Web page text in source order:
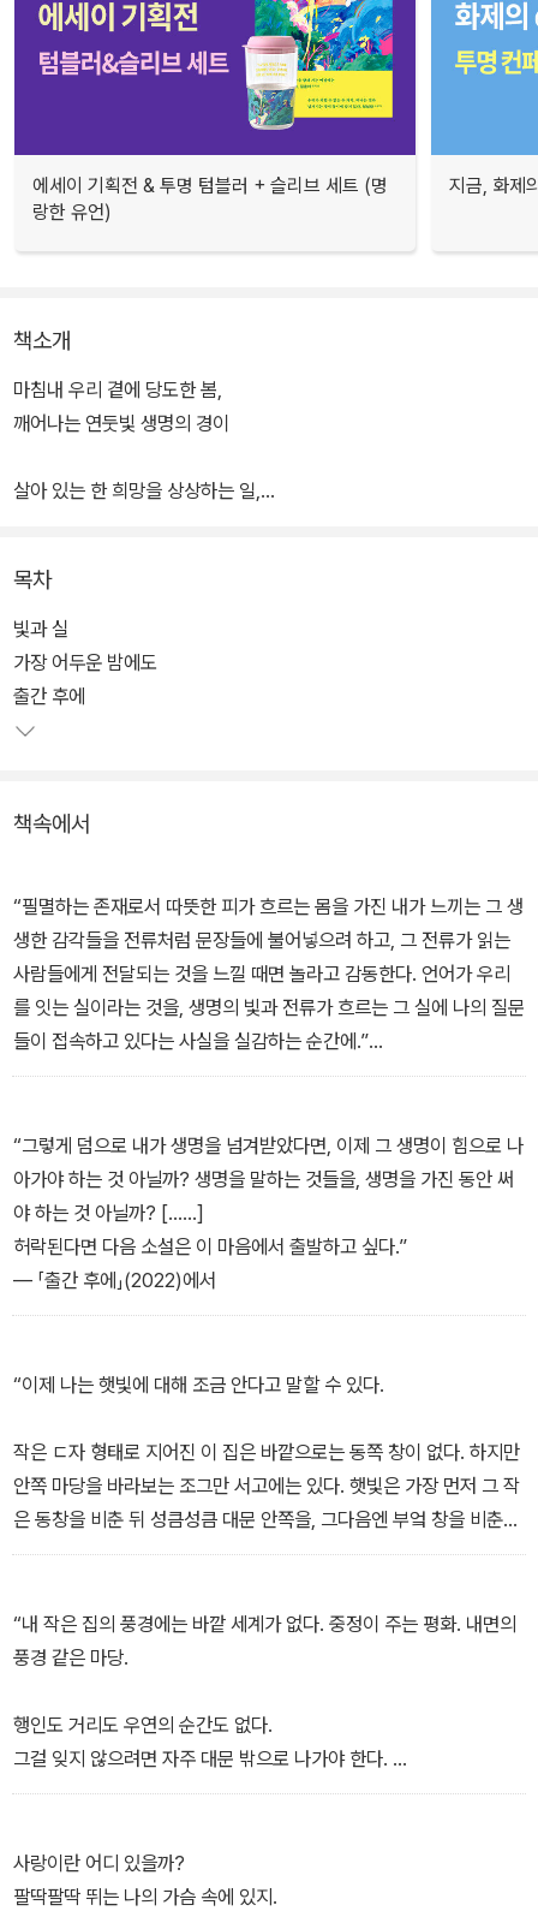
에세이 기획전 & 투명 텀블러 + 슬리브 세트 (명
랑한 유언)
지금, 화제
책소개
마침내 우리 곁에 당도한 봄,
깨어나는 연둣빛 생명의 경이
살아 있는 한 희망을 상상하는 일,
“역사적 트라우마를 정면으로 마주하고 인간 삶의 연약함을 드러내
는 강렬하고 시적인 산문”이라는 선정 이유와 함께 2024년 노벨문
학상을 수상한 작가 한강의 신작 『빛과 실』(2025)이 문학과지성사
산문 시리즈 <문지 에크리>의 아홉번째 책으로 출간되었다. 노벨문
학상 수상 강연문 「빛과 실」(2024)을 포함해 미발표 시와 산문, 그리
께 묶였다.
삼십 년 넘게 ‘쓰는 사람’의 정체성으로, “세계는 왜 이토록 폭력적이
고 고통스러운가? 동시에 세계는 어떻게 이렇게 아름다운가?”라는
“두 질문 사이의 긴장과 내적 투쟁”을 글쓰기의 동력으로 삼아온 작
가가 그 숱한 질문들 속 “가장 깊은 겹”이 “언제나 사랑을 향하고” 있
던 게 아닐까, 그것이 바로 “내 삶의 가장 오래고 근원적인 배음”(29
쓰는 동안, 종일 빛이 들지 않는 정원에 음지에서도 견뎌내는 식물들
의 뿌리를 내리고 탁상용 거울 여러 개의 방향을 옮겨가며 햇빛을 붙
드는 작가의 작고도 간절한 일상을 따라 읽다 보면 자연스럽게 다음
의 구절이 떠오른다. “이 행성에 깃들인 사람들과 생명체들의 일인칭
을 끈질기게 상상하는, 끝끝내 우리를 연결하는 언어를 다루는 문학
에는 필연적으로 체온이 깃들어 있습니다.”(34쪽)
말했다. 책장을 넘기면 흑면과 백면이 교차하며 맞닿은 글과 이미지
그림자를, 이어지는 작가의 낮과 밤을 읽는 이로 하여금 좇게 만든다.
멀게는 사십여 년 전 유년의 기억이 저장된 중철 제본 노트에서 시작
된 사랑, 따뜻한 생명에 대한 의문과 갈구가, 가깝게는 코로나19-팬
생한 감각들”이 일기와 산문 속에서 오롯하다. “햇빛이 잎사귀들을
통과할 때 생겨나는 투명한 연둣빛이 있다. 그걸 볼 때마다 내가 느끼
이리라 짐작되는, 거의 근원적이라고 느껴지는 기쁨의 감각이
다.”(「북향 정원」, 95쪽)
신 빛으로 가득하다.
목차
빛과 실
가장 어두운 밤에도
출간 후에
책속에서
“필멸하는 존재로서 따뜻한 피가 흐르는 몸을 가진 내가 느끼는 그 생
생한 감각들을 전류처럼 문장들에 불어넣으려 하고, 그 전류가 읽는
사람들에게 전달되는 것을 느낄 때면 놀라고 감동한다. 언어가 우리
를 잇는 실이라는 것을, 생명의 빛과 전류가 흐르는 그 실에 나의 질문
들이 접속하고 있다는 사실을 실감하는 순간에.”
― 「빛과 실」(2024)에서
“그렇게 덤으로 내가 생명을 넘겨받았다면, 이제 그 생명이 힘으로 나
아가야 하는 것 아닐까? 생명을 말하는 것들을, 생명을 가진 동안 써
야 하는 것 아닐까? [......]
허락된다면 다음 소설은 이 마음에서 출발하고 싶다.”
― 「출간 후에」(2022)에서
“이제 나는 햇빛에 대해 조금 안다고 말할 수 있다.
작은 ㄷ자 형태로 지어진 이 집은 바깥으로는 동쪽 창이 없다. 하지만
안쪽 마당을 바라보는 조그만 서고에는 있다. 햇빛은 가장 먼저 그 작
은 동창을 비춘 뒤 성큼성큼 대문 안쪽을, 그다음엔 부엌 창을 비춘다.
남중한 태양이 비스듬히 쏘아내는 빛이 이윽고 마루에 가득 찰 때, 그
“이 일이 나의 형질을 근본적으로 바꾸고 있다는 것을 지난 삼 년 동
주는 동안. 매일, 매 순간, 매 계절 변화하는 빛의 리듬으로.”
― 「북향 정원」(2022)에서
“내 작은 집의 풍경에는 바깥 세계가 없다. 중정이 주는 평화. 내면의
풍경 같은 마당.
행인도 거리도 우연의 순간도 없다.
그걸 잊지 않으려면 자주 대문 밖으로 나가야 한다.
늘. 그 하늘에서 떨어지는 눈을 오래 보고 있었다.”
― 「정원 일기」(2021년 12월 18일)에서
사랑이란 어디 있을까?
팔딱팔딱 뛰는 나의 가슴 속에 있지.